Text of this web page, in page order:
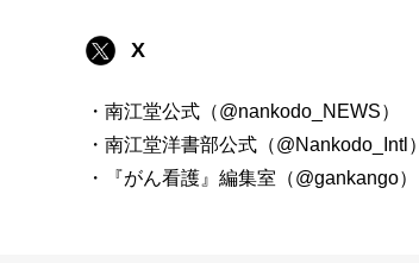
X
・南江堂公式（@nankodo_NEWS）
・南江堂洋書部公式（@Nankodo_Intl）
・『がん看護』編集室（@gankango）